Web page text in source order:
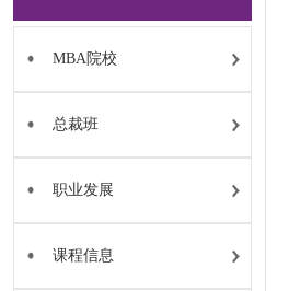
MBA院校
总裁班
职业发展
课程信息